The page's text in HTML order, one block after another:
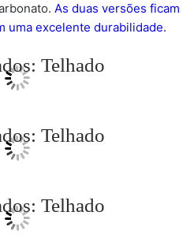
As duas versões ficam
uma excelente durabilidade.